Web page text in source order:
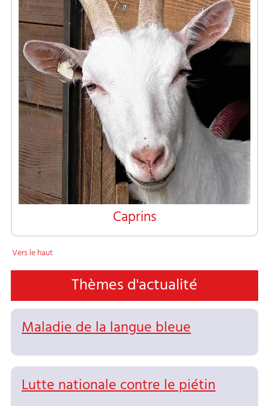
Caprins
Vers le haut
Thèmes d'actualité
Maladie de la langue bleue
Lutte nationale contre le piétin